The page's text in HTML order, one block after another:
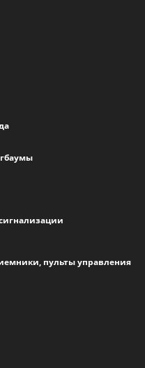
пульты управления